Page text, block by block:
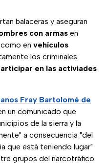
balaceras y aseguran
con armas en
en vehículos
los criminales
en las activiades
Fray Bartolomé de
un comunicado que
de la sierra y la
a consecuencia "del
que está teniendo lugar"
grupos del narcotráfico.